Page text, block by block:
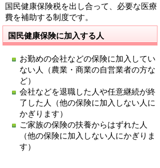
国民健康保険税を出し合って、必要な医療
費を補助する制度です。
国民健康保険に加入する人
お勤めの会社などの保険に加入してい
ない人（農業・商業の自営業者の方な
ど）
会社などを退職した人や任意継続が終
了した人（他の保険に加入しない人に
かぎります）
ご家族の保険の扶養からはずれた人
（他の保険に加入しない人にかぎりま
す）